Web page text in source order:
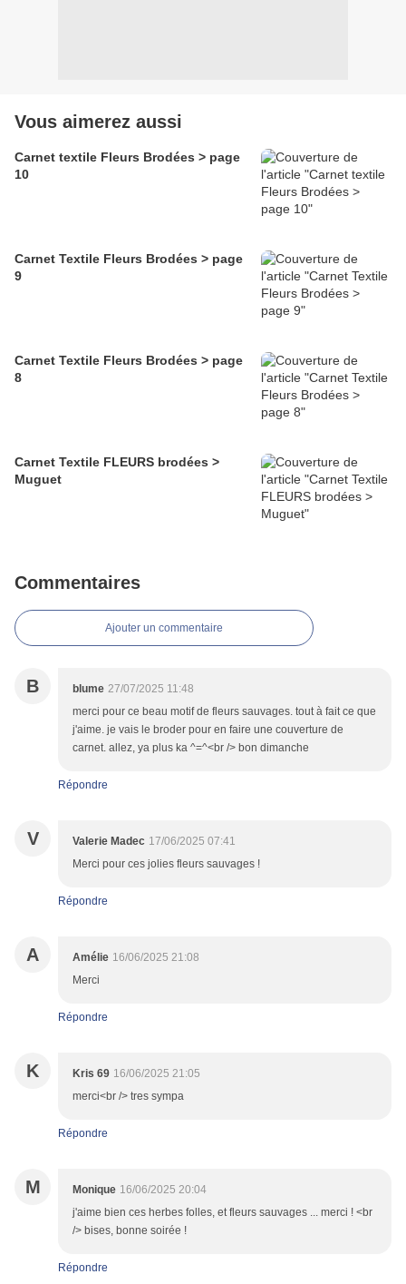
Vous aimerez aussi
Carnet textile Fleurs Brodées > page
10
Carnet Textile Fleurs Brodées > page
9
Carnet Textile Fleurs Brodées > page
8
Carnet Textile FLEURS brodées >
Muguet
Commentaires
Ajouter un commentaire
B blume 27/07/2025 11:48
merci pour ce beau motif de fleurs sauvages. tout à fait ce que
j'aime. je vais le broder pour en faire une couverture de
carnet. allez, ya plus ka ^=^<br /> bon dimanche
Répondre
V Valerie Madec 17/06/2025 07:41
Merci pour ces jolies fleurs sauvages !
Répondre
A Amélie 16/06/2025 21:08
Merci
Répondre
K Kris 69 16/06/2025 21:05
merci<br /> tres sympa
Répondre
M Monique 16/06/2025 20:04
j'aime bien ces herbes folles, et fleurs sauvages ... merci ! <br
/> bises, bonne soirée !
Répondre